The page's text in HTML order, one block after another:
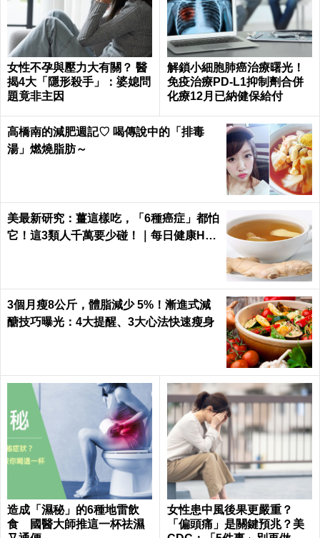
女性不孕與壓力大有關？ 醫
揭4大「隱形殺手」：婆媳問
題竟非主因
解鎖小細胞肺癌治療曙光！
免疫治療PD-L1抑制劑合併
化療12月已納健保給付
高橋南的減肥週記♡ 喝傳說中的「排毒
湯」燃燒脂肪～
美最新研究：薑這樣吃，「6種癌症」都怕
它！這3類人千萬要少碰！｜每日健康Hea
3個月瘦8公斤，體脂減少 5%！漸進式減
醣技巧曝光：4大提醒、3大心法快速瘦身
造成「濕秘」的6種地雷飲
食 國醫大師推這一杯祛濕
女性患中風後果更嚴重？
「偏頭痛」是關鍵預兆？美